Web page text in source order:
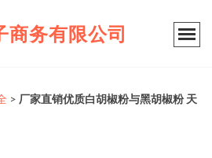
商务有限公司
> 厂家直销优质白胡椒粉与黑胡椒粉 天